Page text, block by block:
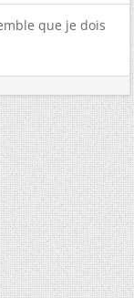
que je dois